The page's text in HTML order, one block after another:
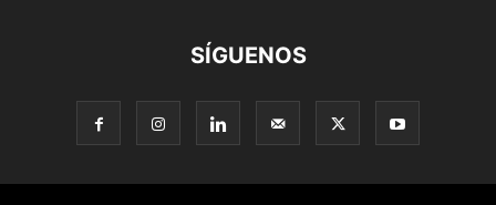
SÍGUENOS